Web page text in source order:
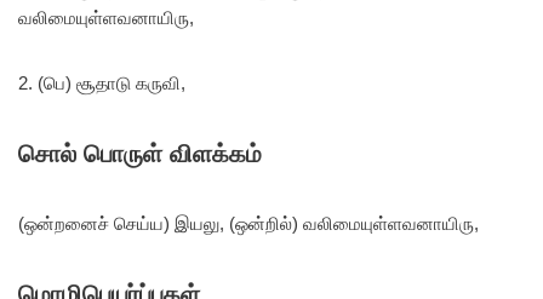
வலிமையுள்ளவனாயிரு,
2. (பெ) சூதாடு கருவி,
சொல் பொருள் விளக்கம்
(ஒன்றனைச் செய்ய) இயலு, (ஒன்றில்) வலிமையுள்ளவனாயிரு,